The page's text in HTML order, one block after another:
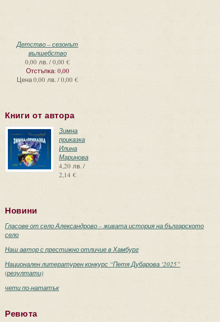
Детство – сезонът
вълшебство
0,00 лв. / 0,00 €
Отстъпка: 0,00
Цена0,00 лв. / 0,00 €
Книги от автора
Зимна
приказка
Илина
Маринова
4,20 лв. /
2,14 €
Новини
Гласове от село Александрово – живата история на българското
село
Наш автор с престижно отличие в Хамбург
Национален литературен конкурс “Петя Дубарова ‘2025”
(резултати)
чети по-нататък
Ревюта